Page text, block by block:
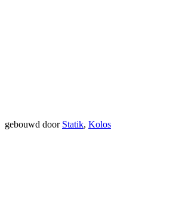
gebouwd door Statik, Kolos